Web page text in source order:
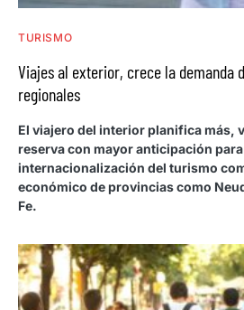
TURISMO
Viajes al exterior, crece la demanda
regionales
El viajero del interior planifica más,
reserva con mayor anticipación
internacionalización del turismo
económico de provincias como
Fe.